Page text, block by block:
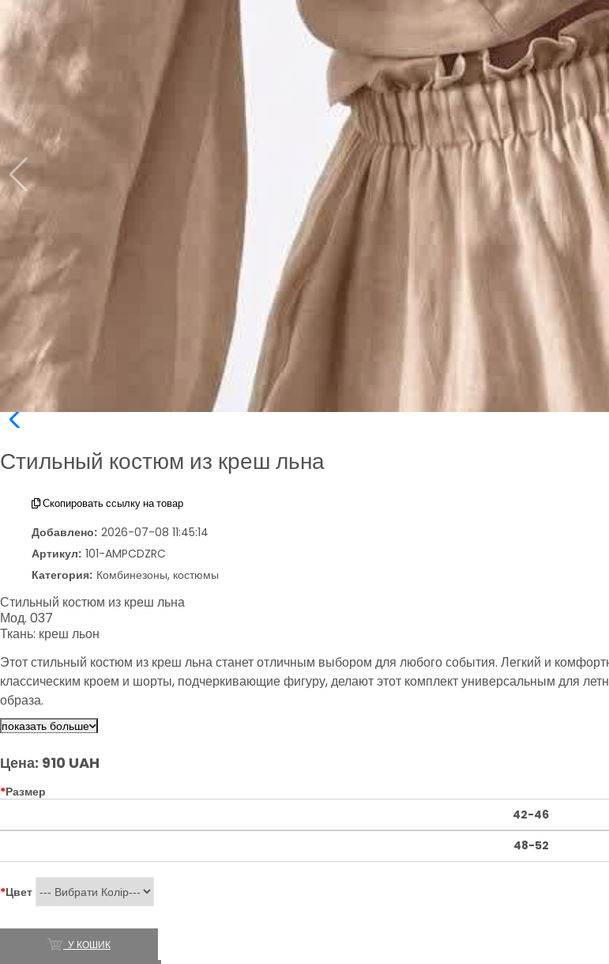
Стильный костюм из креш льна
Скопировать ссылку на товар
Добавлено: 2026-07-08 11:45:14
Артикул: 101-AMPCDZRC
Категория: Комбинезоны, костюмы
Стильный костюм из креш льна
Мод. 037
Ткань: креш льон
Этот стильный костюм из креш льна станет отличным выбором для любого события. Легкий и
классическим кроем и шорты, подчеркивающие фигуру, делают этот комплект универсальным для
образа.
показать больше
Цена: 910 UAH
*Размер
42-46
48-52
*Цвет
У КОШИК